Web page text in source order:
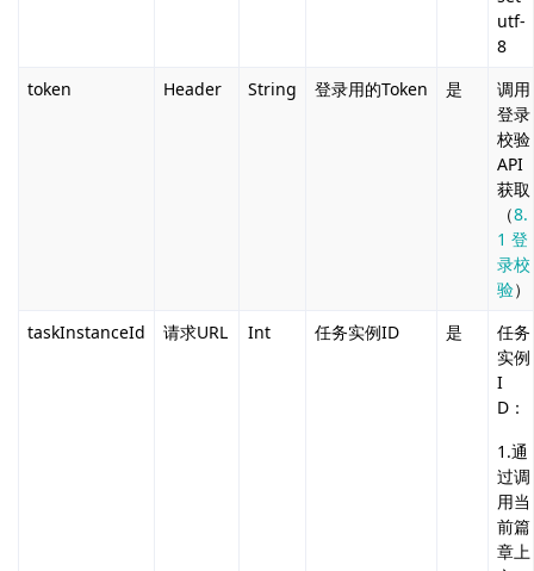
utf-
8
token
Header String 登录用的Token 是
调用
登录
校验
API
获取
（8.
1 登
录校
验）
taskInstanceId
请求URL Int 任务实例ID 是
任务
实例
I
D：
1.通
过调
用当
前篇
章上